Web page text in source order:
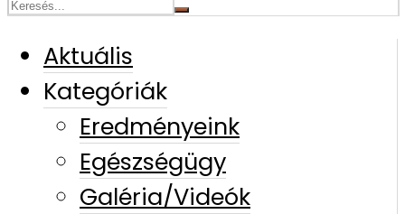
Aktuális
Kategóriák
Eredményeink
Egészségügy
Galéria/Videók